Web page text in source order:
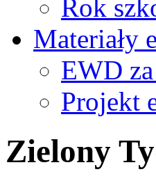
Rok
Materiały
EWD
Projekt
Zielony